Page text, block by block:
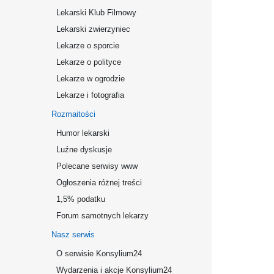
Lekarski Klub Filmowy
Lekarski zwierzyniec
Lekarze o sporcie
Lekarze o polityce
Lekarze w ogrodzie
Lekarze i fotografia
Rozmaitości
Humor lekarski
Luźne dyskusje
Polecane serwisy www
Ogłoszenia różnej treści
1,5% podatku
Forum samotnych lekarzy
Nasz serwis
O serwisie Konsylium24
Wydarzenia i akcje Konsylium24